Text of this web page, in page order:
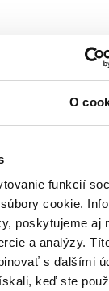
O
funkcií
cookie.
poskytujeme aj
a analýzy.
s ďalšími
keď ste